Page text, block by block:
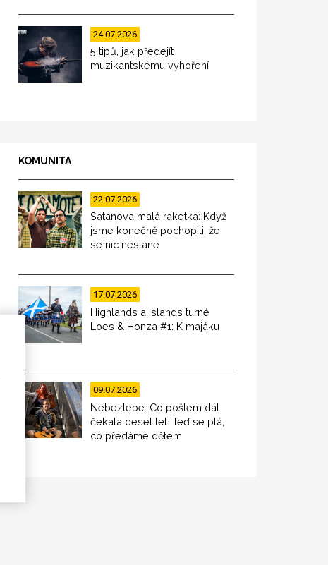
24.07.2026
5 tipů, jak předejít
muzikantskému vyhoření
KOMUNITA
22.07.2026
Satanova malá raketka: Když
jsme konečně pochopili, že
se nic nestane
17.07.2026
Highlands a Islands turné
Loes & Honza #1: K majáku
09.07.2026
Nebeztebe: Co pošlem dál
čekala deset let. Teď se ptá,
co předáme dětem